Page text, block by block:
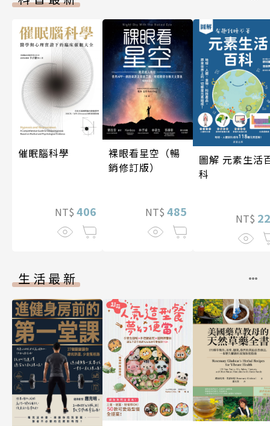
催眠腦科學
NT$ 406
裸眼看星空（暢
銷修訂版）
NT$ 485
圖解 元素生活
科
NT$
生活最新